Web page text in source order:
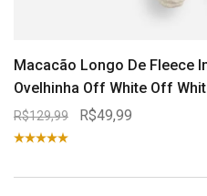
Macacão Longo De Fleece
Ovelhinha Off White Off
R$129,99 R$49,99